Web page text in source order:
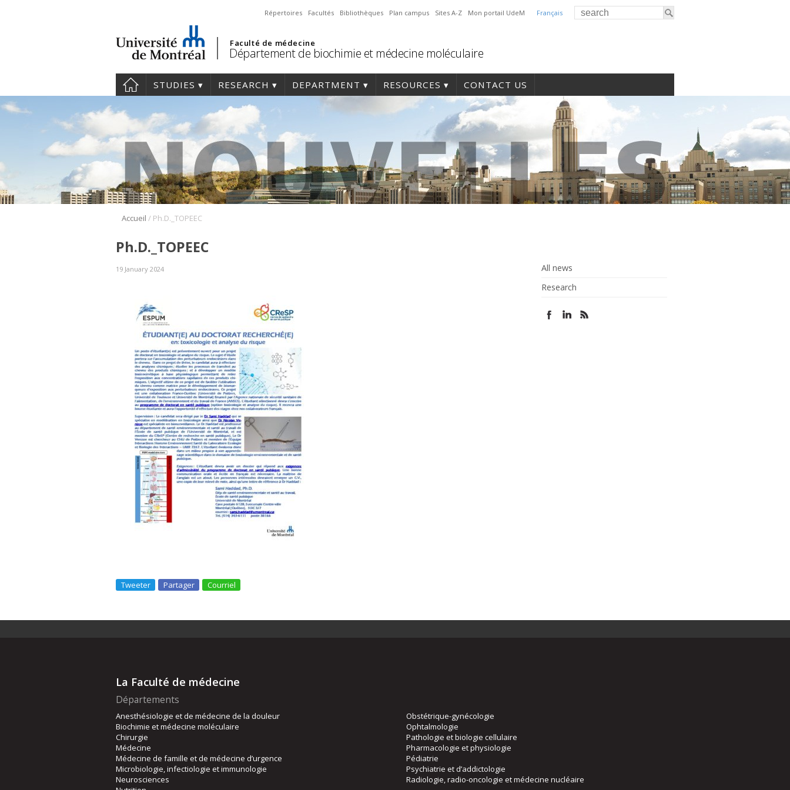
Français
Répertoires Facultés Bibliothèques Plan campus Sites A-Z Mon portail UdeM
Faculté de médecine
Département de biochimie et médecine moléculaire
STUDIES RESEARCH DEPARTMENT RESOURCES CONTACT US
Accueil / Ph.D._TOPEEC
All news
Research
Ph.D._TOPEEC
19 January 2024
Tweeter Partager Courriel
La Faculté de médecine
Départements
Anesthésiologie et de médecine de la douleur
Biochimie et médecine moléculaire
Chirurgie
Médecine
Médecine de famille et de médecine d’urgence
Microbiologie, infectiologie et immunologie
Neurosciences
Obstétrique-gynécologie
Ophtalmologie
Pathologie et biologie cellulaire
Pharmacologie et physiologie
Pédiatrie
Psychiatrie et d’addictologie
Radiologie, radio-oncologie et médecine nucléaire